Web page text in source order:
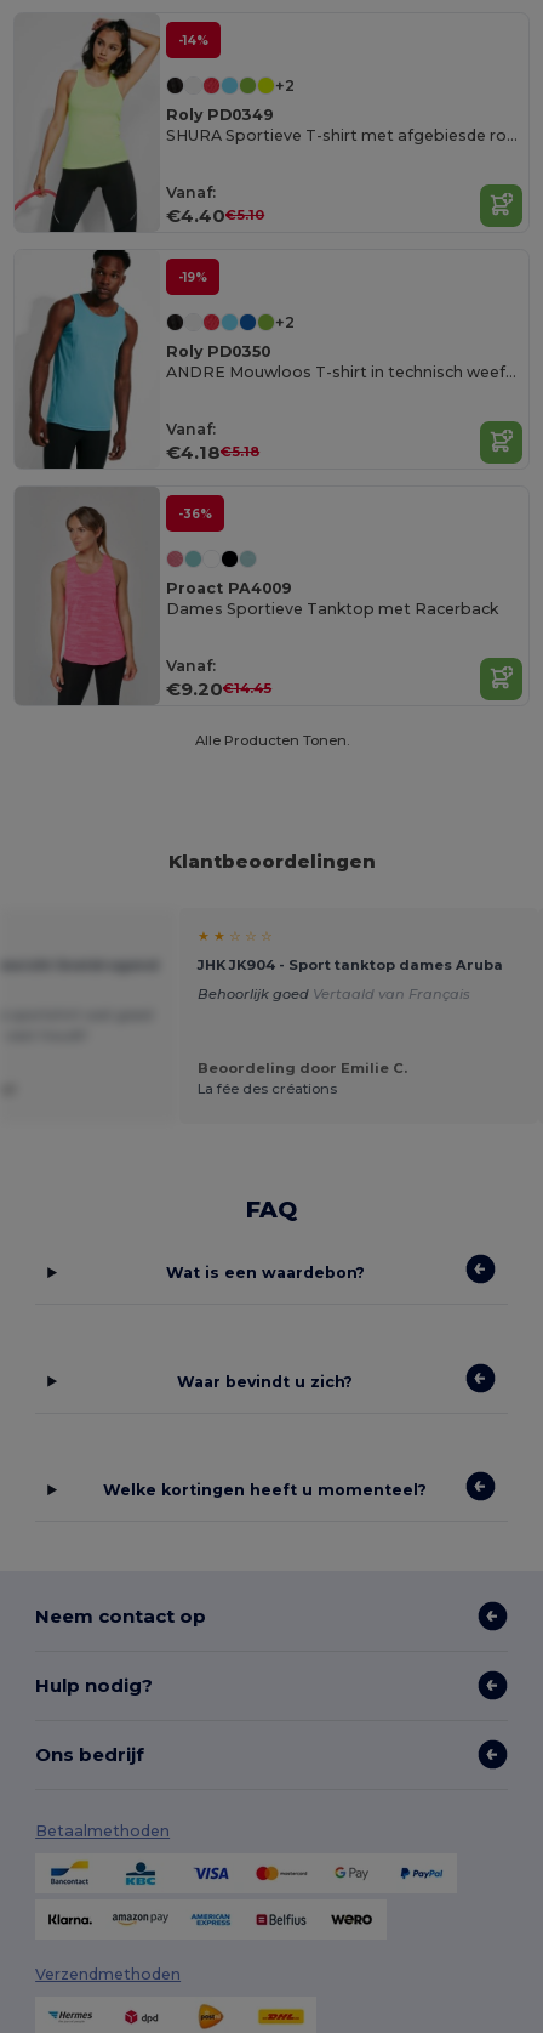
-14%
+2
Roly PD0349
SHURA Sportieve T-shirt met afgebiesde ronde kraag en achterarmnaden
Vanaf:
€4.40€5.10
-19%
+2
Roly PD0350
ANDRE Mouwloos T-shirt in technisch weefsel
Vanaf:
€4.18€5.18
-36%
Proact PA4009
Dames Sportieve Tanktop met Racerback
Vanaf:
€9.20€14.45
Alle Producten Tonen.
Klantbeoordelingen
★ ★ ☆ ☆ ☆
JHK JK904 - Sport tanktop dames Aruba
Behoorlijk goed Vertaald van Français
Beoordeling door Emilie C.
La fée des créations
FAQ
Wat is een waardebon?
Waar bevindt u zich?
Welke kortingen heeft u momenteel?
Neem contact op
Hulp nodig?
Ons bedrijf
Betaalmethoden
Verzendmethoden